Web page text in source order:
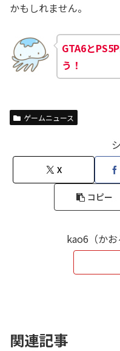
かもしれません。
GTA6と
う！
ゲームニュース
X
コピー
kao6（か
関連記事